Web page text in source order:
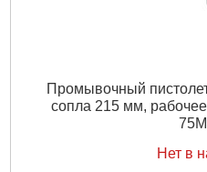
Промывочный
сопла 215 мм,
Нет в